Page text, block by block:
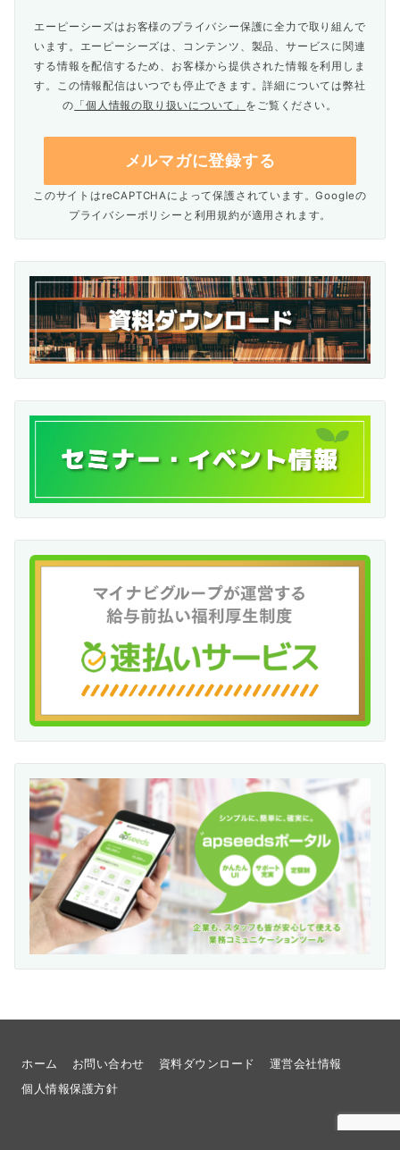
エーピーシーズはお客様のプライバシー保護に全力で取り組んで
います。エーピーシーズは、コンテンツ、製品、サービスに関連
する情報を配信するため、お客様から提供された情報を利用しま
す。この情報配信はいつでも停止できます。詳細については弊社
の 「個人情報の取り扱いについて」 をご覧ください。
このサイトはreCAPTCHAによって保護されています。Googleの
プライバシーポリシー と 利用規約が適用されます。
ホーム お問い合わせ 資料ダウンロード
運営会社情報
個人情報保護方針